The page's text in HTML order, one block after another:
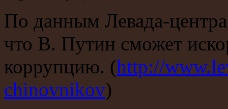
По данным Левада-
что В. Путин сможет
коррупцию. (http://
chinovnikov)